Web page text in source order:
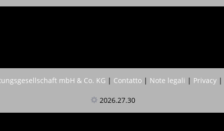
mbH & Co. KG | Contatto| Note legali | Privacy|
2026.27.30